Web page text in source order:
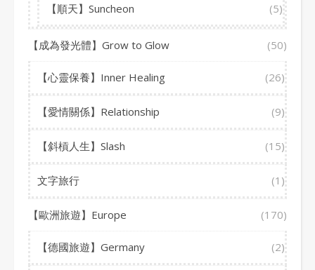
【順天】Suncheon (5)
【成為發光體】Grow to Glow (50)
【心靈保養】Inner Healing (26)
【愛情關係】Relationship (9)
【斜槓人生】Slash (15)
文字旅行 (1)
【歐洲旅遊】Europe (170)
【德國旅遊】Germany (2)